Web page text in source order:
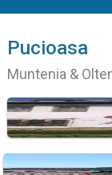
Pucioasa
Muntenia &